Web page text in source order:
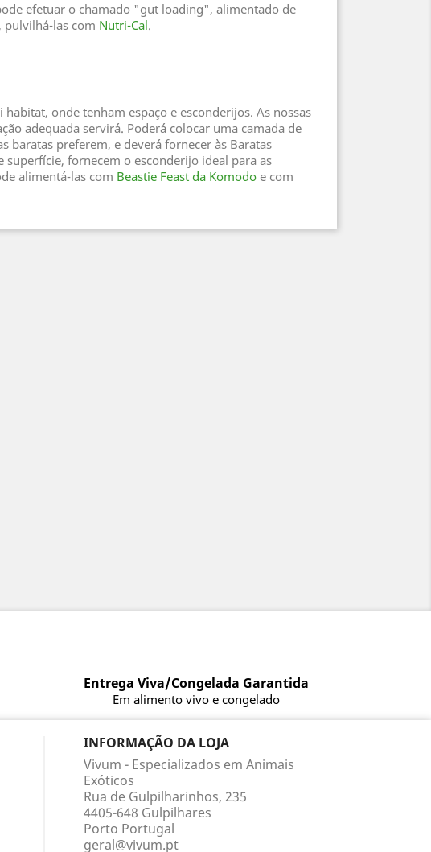
efetuar o chamado "gut loading", alimentado de
pulvilhá-las com Nutri-Cal.
onde tenham espaço e esconderijos. As nossas
adequada servirá. Poderá colocar uma camada de
preferem, e deverá fornecer às Baratas
fornecem o esconderijo ideal para as
alimentá-las com Beastie Feast da Komodo e com
Entrega Viva/Congelada Garantida
Em alimento vivo e congelado
INFORMAÇÃO DA LOJA
Vivum - Especializados em Animais
Exóticos
Rua de Gulpilharinhos, 235
4405-648 Gulpilhares
Porto Portugal
geral@vivum.pt